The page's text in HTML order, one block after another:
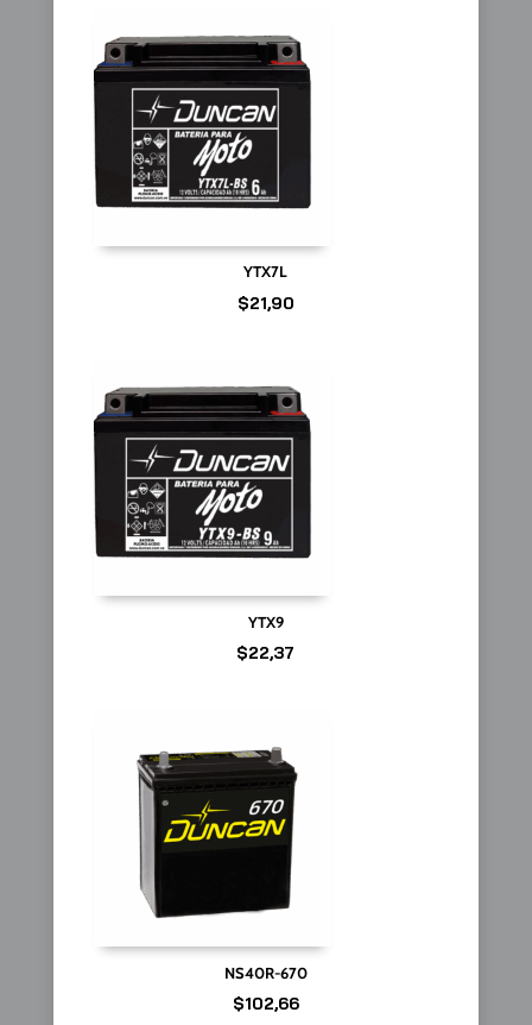
YTX7L
$21,90
YTX9
$22,37
NS40R-670
$102,66